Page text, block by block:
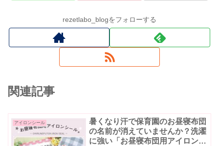
rezetlabo_blogをフォローする
関連記事
アイロンシール
暑くなり汗で保育園のお昼寝布団
の名前が消えていませんか？洗濯
に強い「お昼寝布団用アイロンシ